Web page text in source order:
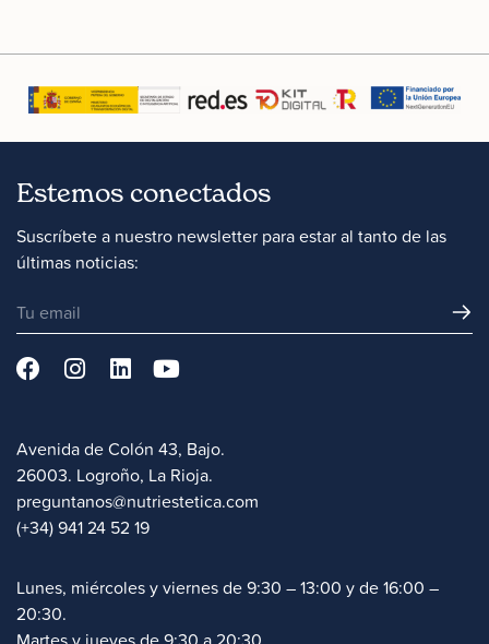
Estemos conectados
Suscríbete a nuestro newsletter para estar al tanto de las
últimas noticias:
Avenida de Colón 43, Bajo.
26003. Logroño, La Rioja.
preguntanos@nutriestetica.com
(+34) 941 24 52 19
Lunes, miércoles y viernes de 9:30 – 13:00 y de 16:00 –
20:30.